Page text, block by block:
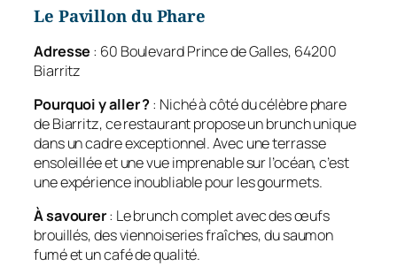
Le Pavillon du Phare
Adresse : 60 Boulevard Prince de Galles, 64200
Biarritz
Pourquoi y aller ?: Niché à côté du célèbre phare
de Biarritz, ce restaurant propose un brunch unique
dans un cadre exceptionnel. Avec une terrasse
ensoleillée et une vue imprenable sur l’océan, c’est
une expérience inoubliable pour les gourmets.
À savourer: Le brunch complet avec des œufs
brouillés, des viennoiseries fraîches, du saumon
fumé et un café de qualité.